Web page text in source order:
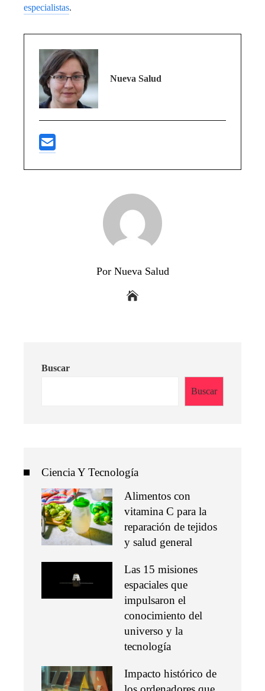
especialistas.
Nueva Salud
Por Nueva Salud
Buscar
Buscar
Ciencia Y Tecnología
Alimentos con
vitamina C para la
reparación de tejidos
y salud general
Las 15 misiones
espaciales que
impulsaron el
conocimiento del
universo y la
tecnología
Impacto histórico de